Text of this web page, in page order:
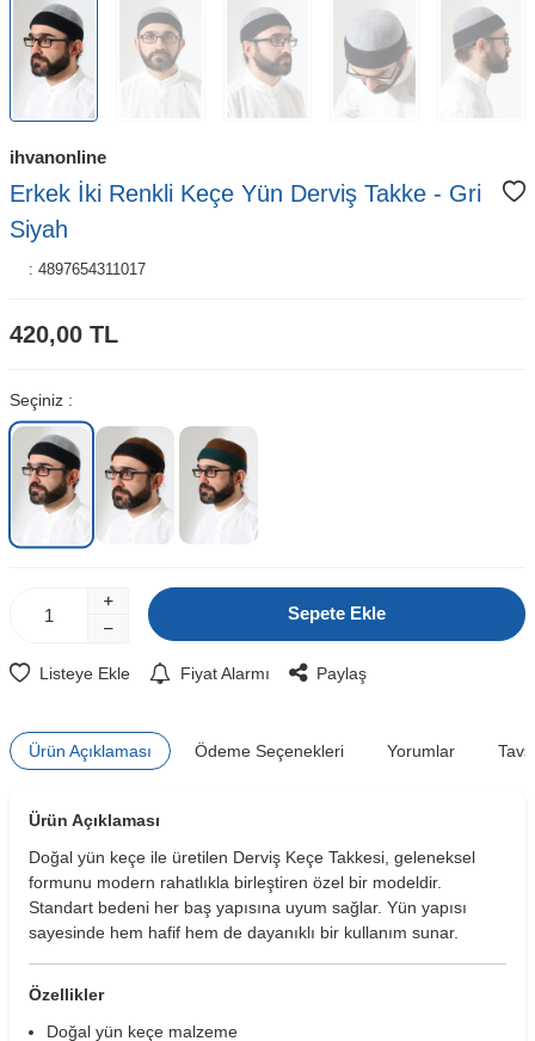
ihvanonline
Erkek İki Renkli Keçe Yün Derviş Takke - Gri
Siyah
: 4897654311017
420,00 TL
Seçiniz :
Sepete Ekle
Listeye Ekle Fiyat Alarmı Paylaş
Ürün Açıklaması Ödeme Seçenekleri Yorumlar
Ürün Açıklaması
Doğal yün keçe ile üretilen Derviş Keçe Takkesi, geleneksel
formunu modern rahatlıkla birleştiren özel bir modeldir.
Standart bedeni her baş yapısına uyum sağlar. Yün yapısı
sayesinde hem hafif hem de dayanıklı bir kullanım sunar.
Özellikler
Doğal yün keçe malzeme